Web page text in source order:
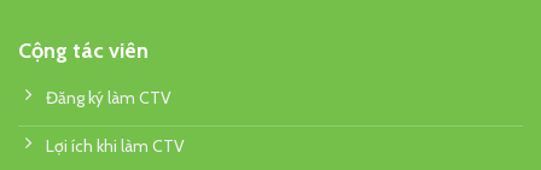
Cộng tác viên
Đăng ký làm CTV
Lợi ích khi làm CTV